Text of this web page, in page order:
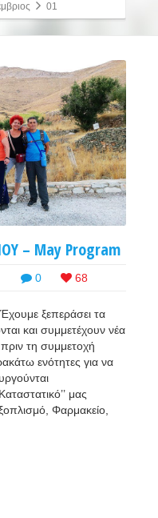
01
– May Program
0 68
ξεπεράσει τα
και συμμετέχουν νέα
τη συμμετοχή
ενότητες για να
μας
Φαρμακείο,